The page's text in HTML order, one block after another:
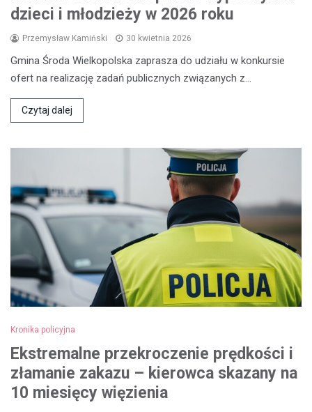
dzieci i młodzieży w 2026 roku
Przemysław Kamiński 30 kwietnia 2026
Gmina Środa Wielkopolska zaprasza do udziału w konkursie
ofert na realizację zadań publicznych związanych z…
Czytaj dalej
Kronika policyjna
Ekstremalne przekroczenie prędkości i
złamanie zakazu – kierowca skazany na
10 miesięcy więzienia